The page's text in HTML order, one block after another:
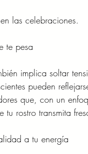
las celebraciones.
te pesa
implica soltar
pueden
que, con un
tu rostro transmita
a tu energía